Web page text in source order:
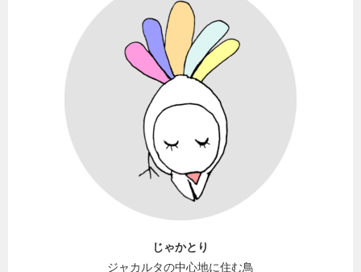
じゃかとり
ジャカルタの中心地に住む鳥